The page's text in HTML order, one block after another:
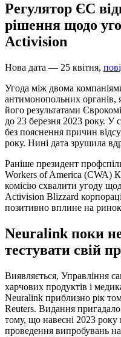
Регулятор ЄС
рішення щодо
Activision
Нова дата — 25 квітня,
Угода між двома
антимонопольних органів,
його результатами
до 23 березня 2023 року. У
без пояснення причин
року. Нині дата зрушила
Раніше президент
Workers of America (CWA)
комісію схвалити угоду
Activision Blizzard
позитивно вплине на
Neuralink поки
тестувати свій
Виявляється, Управління
харчових продуктів і
Neuralink приблизно рік
Reuters. Видання
тому, що навесні 2023 року
проведення випробувань